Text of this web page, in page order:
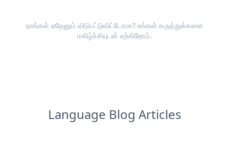
நாங்கள் ஏதேனும் விடுபட்டுவிட்டோமா? உங்கள் கருத்துக்களை
மகிழ்ச்சியுடன் ஏற்கிறோம்.
Language Blog Articles